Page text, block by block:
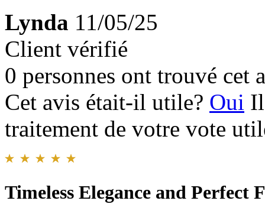
Lynda 11/05/25
Client vérifié
0 personnes ont trouvé cet
Cet avis était-il utile? Oui
traitement de votre vote
Timeless Elegance and Perfect